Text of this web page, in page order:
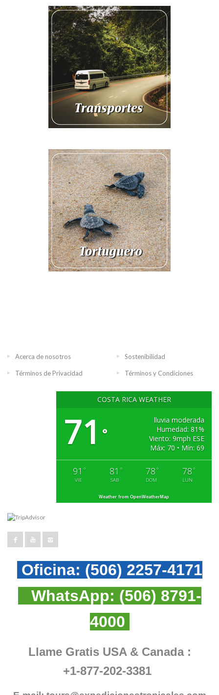
Acerca de nosotros Sostenibilidad
Términos de Privacidad Términos y Condiciones
COSTA RICA WEATHER
71 °
lluvia moderada
Humedad: 81%
Viento: 9mph ESE
Máx: 70 • Mín: 69
91 °
VIE
81 °
SAB
78 °
DOM
78 °
LUN
Weather from OpenWeatherMap
Oficina: (506) 2257-4171
WhatsApp: (506) 8791-
4000
Llame Gratis USA & Canada :
+1-877-202-3381